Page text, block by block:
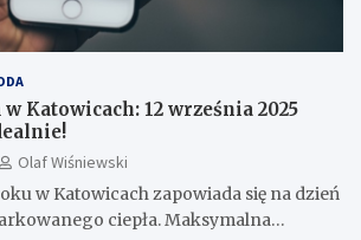
w Katowicach: 12 września 2025
Olaf Wiśniewski
w Katowicach zapowiada się na dzień
ciepła. Maksymalna…